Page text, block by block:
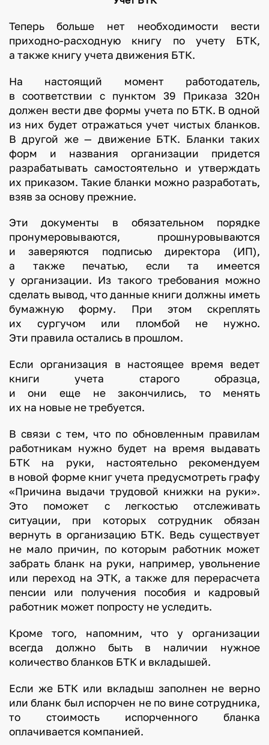
Теперь больше нет необходимости вести
приходно-расходную книгу по учету БТК,
а также книгу учета движения БТК.
На настоящий момент работодатель,
в соответствии с пунктом 39 Приказа 320н
должен вести две формы учета по БТК. В одной
из них будет отражаться учет чистых бланков.
В другой же — движение БТК. Бланки таких
форм и названия организации придется
разрабатывать самостоятельно и утверждать
их приказом. Такие бланки можно разработать,
взяв за основу прежние.
Эти документы в обязательном порядке
пронумеровываются, прошнуровываются
и заверяются подписью директора (ИП),
а также печатью, если та имеется
у организации. Из такого требования можно
сделать вывод, что данные книги должны иметь
бумажную форму. При этом скреплять
их сургучом или пломбой не нужно.
Эти правила остались в прошлом.
Если организация в настоящее время ведет
книги учета старого образца,
и они еще не закончились, то менять
их на новые не требуется.
В связи с тем, что по обновленным правилам
работникам нужно будет на время выдавать
БТК на руки, настоятельно рекомендуем
в новой форме книг учета предусмотреть графу
«Причина выдачи трудовой книжки на руки».
Это поможет с легкостью отслеживать
ситуации, при которых сотрудник обязан
вернуть в организацию БТК. Ведь существует
не мало причин, по которым работник может
забрать бланк на руки, например, увольнение
или переход на ЭТК, а также для перерасчета
пенсии или получения пособия и кадровый
работник может попросту не уследить.
Кроме того, напомним, что у организации
всегда должно быть в наличии нужное
количество бланков БТК и вкладышей.
Если же БТК или вкладыш заполнен не верно
или бланк был испорчен не по вине сотрудника,
то стоимость испорченного бланка
оплачивается компанией.